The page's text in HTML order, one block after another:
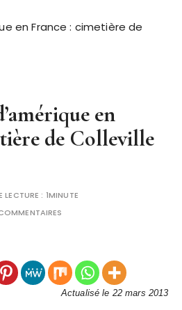
en France : cimetière de
en
de Colleville
LECTURE : 1MINUTE
Actualisé le 22 mars 2013